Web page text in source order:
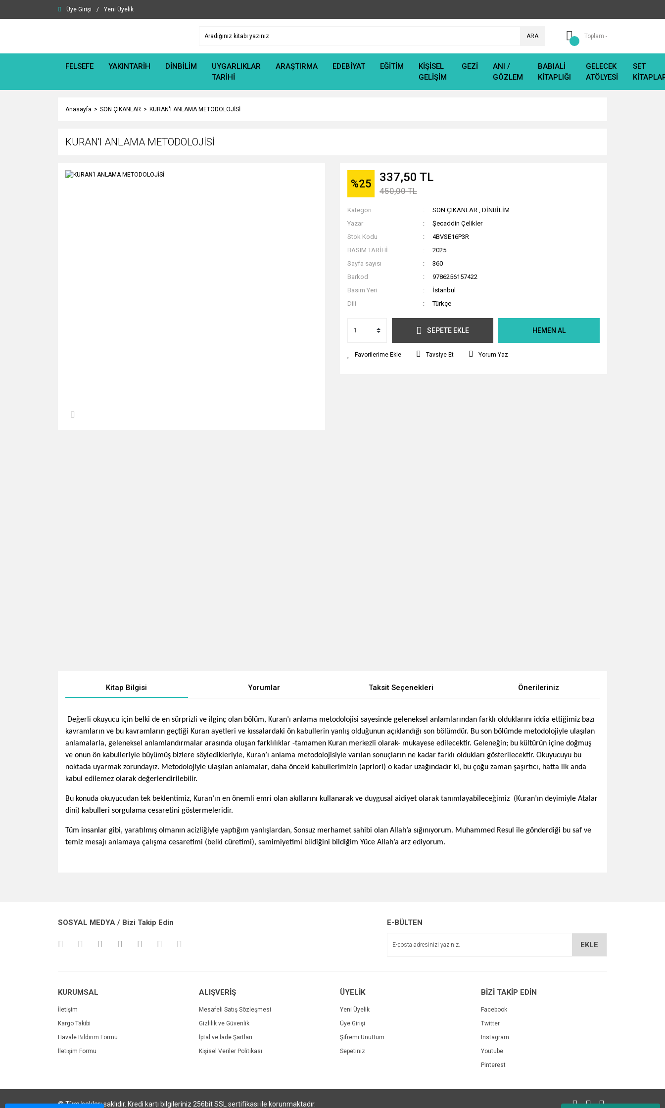
Üye Girişi / Yeni Üyelik
ARA Toplam -
FELSEFE YAKINTARİH DİNBİLİM
UYGARLIKLAR
TARİHİ
ARAŞTIRMA EDEBİYAT EĞİTİM
KİŞİSEL
GELİŞİM
GEZİ
ANI /
GÖZLEM
BABIALİ
KİTAPLIĞI
GELECEK
ATÖLYESİ
SET
Anasayfa SON ÇIKANLAR KURAN'I ANLAMA METODOLOJİSİ
KURAN'I ANLAMA METODOLOJİSİ
%25 337,50 TL
450,00 TL
Kategori SON ÇIKANLAR , DİNBİLİM
Yazar
Şecaddin Çelikler
Stok Kodu
4BVSE16P3R
BASIM TARİHİ
2025
Sayfa sayısı
360
Barkod
9786256157422
Basım Yeri
İstanbul
Dili
Türkçe
SEPETE EKLE HEMEN AL
Tavsiye Et Yorum Yaz
Kitap Bilgisi Yorumlar Taksit Seçenekleri Önerileriniz
Değerli okuyucu için belki de en sürprizli ve ilginç olan bölüm, Kuran’ı anlama metodolojisi sayesinde geleneksel anlamlarından farklı olduklarını iddia ettiğimiz bazı
kavramların ve bu kavramların geçtiği Kuran ayetleri ve kıssalardaki ön kabullerin yanlış olduğunun açıklandığı son bölümdür. Bu son bölümde metodolojiyle ulaşılan
anlamalarla, geleneksel anlamlandırmalar arasında oluşan farklılıklar -tamamen Kuran merkezli olarak- mukayese edilecektir. Geleneğin; bu kültürün içine doğmuş
ve onun ön kabulleriyle büyümüş bizlere söyledikleriyle, Kuran’ı anlama metodolojisiyle varılan sonuçların ne kadar farklı oldukları gösterilecektir. Okuyucuyu bu
noktada uyarmak zorundayız. Metodolojiyle ulaşılan anlamalar, daha önceki kabullerimizin (apriori) o kadar uzağındadır ki, bu çoğu zaman şaşırtıcı, hatta ilk anda
kabul edilemez olarak değerlendirilebilir.
Bu konuda okuyucudan tek beklentimiz, Kuran’ın en önemli emri olan akıllarını kullanarak ve duygusal aidiyet olarak tanımlayabileceğimiz (Kuran’ın deyimiyle Atalar
dini) kabulleri sorgulama cesaretini göstermeleridir.
Tüm insanlar gibi, yaratılmış olmanın acizliğiyle yaptığım yanlışlardan, Sonsuz merhamet sahibi olan Allah’a sığınıyorum. Muhammed Resul ile gönderdiği bu saf ve
temiz mesajı anlamaya çalışma cesaretimi (belki cüretimi), samimiyetimi bildiğini bildiğim Yüce Allah’a arz ediyorum.
Ürün açıklamasında eksik bilgiler bulunuyor.
SOSYAL MEDYA / Bizi Takip Edin E-BÜLTEN
EKLE
KURUMSAL
İletişim
Kargo Takibi
Havale Bildirim Formu
İletişim Formu
ALIŞVERİŞ
Mesafeli Satış Sözleşmesi
Gizlilik ve Güvenlik
İptal ve İade Şartları
Kişisel Veriler Politikası
ÜYELİK
Yeni Üyelik
Üye Girişi
Şifremi Unuttum
Sepetiniz
BİZİ TAKİP EDİN
Facebook
Twitter
Instagram
Youtube
Pinterest
© Tüm hakları saklıdır. Kredi kartı bilgileriniz 256bit SSL sertifikası ile korunmaktadır.